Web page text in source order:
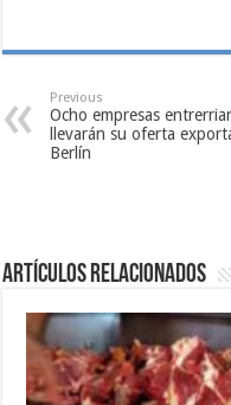
Previous
Ocho empresas
llevarán su oferta
Berlín
Artículos relacionados